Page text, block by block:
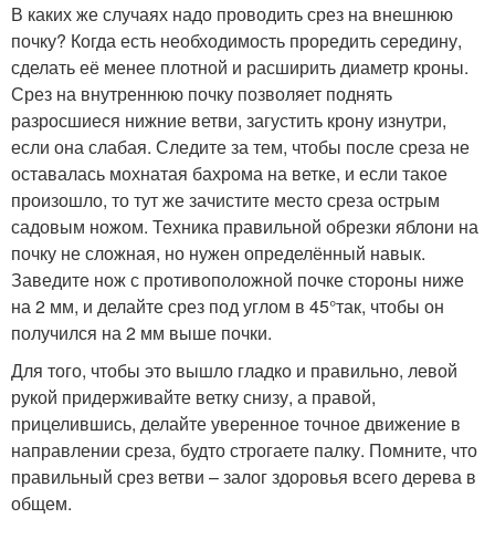
В каких же случаях надо проводить срез на внешнюю
почку? Когда есть необходимость проредить середину,
сделать её менее плотной и расширить диаметр кроны.
Срез на внутреннюю почку позволяет поднять
разросшиеся нижние ветви, загустить крону изнутри,
если она слабая. Следите за тем, чтобы после среза не
оставалась мохнатая бахрома на ветке, и если такое
произошло, то тут же зачистите место среза острым
садовым ножом. Техника правильной обрезки яблони на
почку не сложная, но нужен определённый навык.
Заведите нож с противоположной почке стороны ниже
на 2 мм, и делайте срез под углом в 45°так, чтобы он
получился на 2 мм выше почки.
Для того, чтобы это вышло гладко и правильно, левой
рукой придерживайте ветку снизу, а правой,
прицелившись, делайте уверенное точное движение в
направлении среза, будто строгаете палку. Помните, что
правильный срез ветви – залог здоровья всего дерева в
общем.